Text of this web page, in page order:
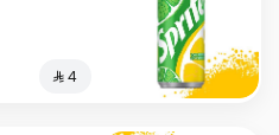
⁨⁦‪‬ 4⁩